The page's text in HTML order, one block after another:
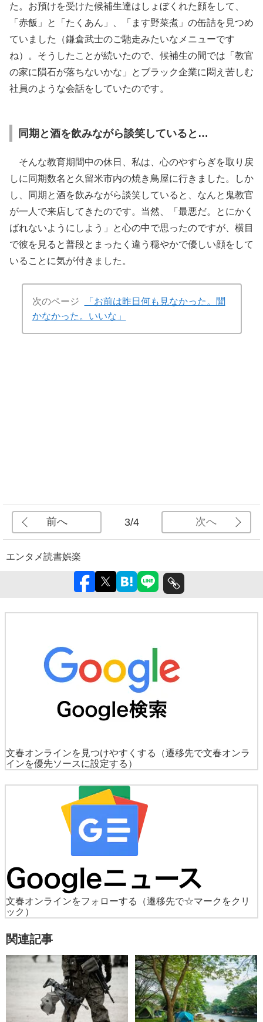
た。お預けを受けた候補生達はしょぼくれた顔をして、
「赤飯」と「たくあん」、「ます野菜煮」の缶詰を見つめ
ていました（鎌倉武士のご馳走みたいなメニューです
ね）。そうしたことが続いたので、候補生の間では「教官
の家に隕石が落ちないかな」とブラック企業に悶え苦しむ
社員のような会話をしていたのです。
同期と酒を飲みながら談笑していると…
そんな教育期間中の休日、私は、心のやすらぎを取り戻
しに同期数名と久留米市内の焼き鳥屋に行きました。しか
し、同期と酒を飲みながら談笑していると、なんと鬼教官
が一人で来店してきたのです。当然、「最悪だ。とにかく
ばれないようにしよう」と心の中で思ったのですが、横目
で彼を見ると普段とまったく違う穏やかで優しい顔をして
いることに気が付きました。
次のページ
「お前は昨日何も見なかった。聞
かなかった。いいな」
前へ 3/4 次へ
エンタメ読書娯楽
文春オンラインを見つけやすくする
（遷移先で文春オンラ
インを優先ソースに設定する）
文春オンラインをフォローする
（遷移先で☆マークをクリ
ック）
関連記事